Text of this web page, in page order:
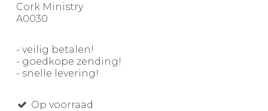
Cork Ministry
A0030
- veilig betalen!
- goedkope zending!
- snelle levering!
Op voorraad